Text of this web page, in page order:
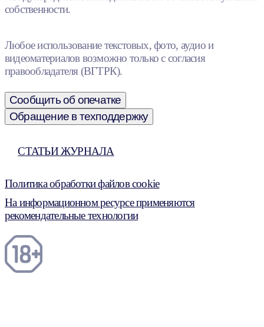
собственности.
Любое использование текстовых, фото, аудио и
видеоматериалов возможно только с согласия
правообладателя (ВГТРК).
Сообщить об опечатке
Обращение в техподдержку
СТАТЬИ ЖУРНАЛА
Политика обработки файлов cookie
На информационном ресурсе применяются
рекомендательные технологии